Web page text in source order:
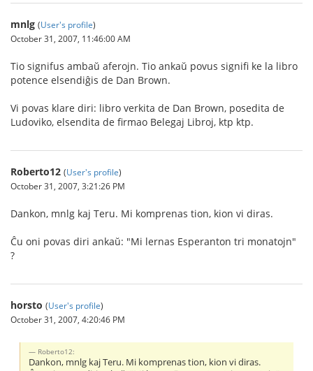
mnlg (User's profile)
October 31, 2007, 11:46:00 AM
Tio signifus ambaŭ aferojn. Tio ankaŭ povus signifi ke la libro
potence elsendiĝis de Dan Brown.
Vi povas klare diri: libro verkita de Dan Brown, posedita de
Ludoviko, elsendita de firmao Belegaj Libroj, ktp ktp.
Roberto12 (User's profile)
October 31, 2007, 3:21:26 PM
Dankon, mnlg kaj Teru. Mi komprenas tion, kion vi diras.
Ĉu oni povas diri ankaŭ: "Mi lernas Esperanton tri monatojn"
?
horsto (User's profile)
October 31, 2007, 4:20:46 PM
Roberto12:
Dankon, mnlg kaj Teru. Mi komprenas tion, kion vi diras.